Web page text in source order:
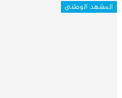
المشهد الوطني